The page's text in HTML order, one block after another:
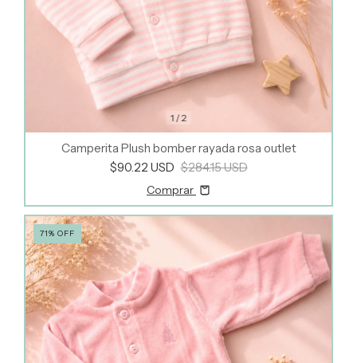
1 /2
Camperita Plush bomber rayada rosa outlet
$90.22 USD $284.15 USD
Comprar
71% OFF